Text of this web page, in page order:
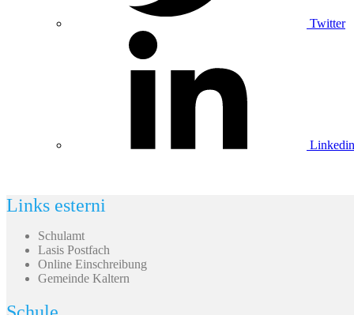
Twitter
Linkedin
Links esterni
Schulamt
Lasis Postfach
Online Einschreibung
Gemeinde Kaltern